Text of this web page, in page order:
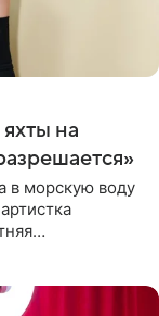
на
в морскую воду